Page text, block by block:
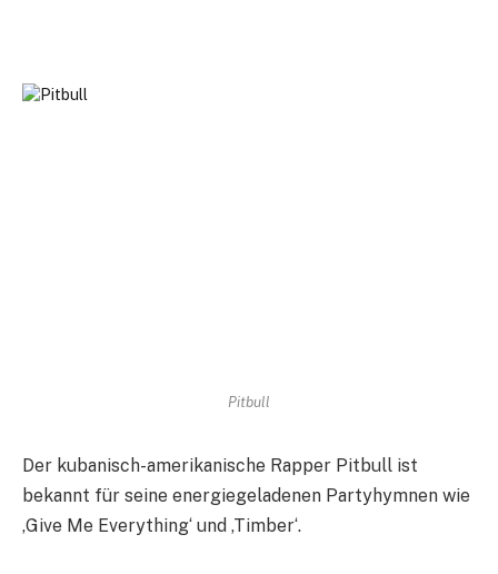
Pitbull
Der kubanisch-amerikanische Rapper Pitbull ist
bekannt für seine energiegeladenen Partyhymnen wie
‚Give Me Everything‘ und ‚Timber‘.